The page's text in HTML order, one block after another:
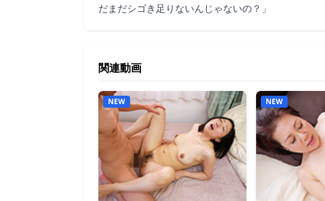
だまだシゴき足りないんじゃないの？」
関連動画
NEW NEW